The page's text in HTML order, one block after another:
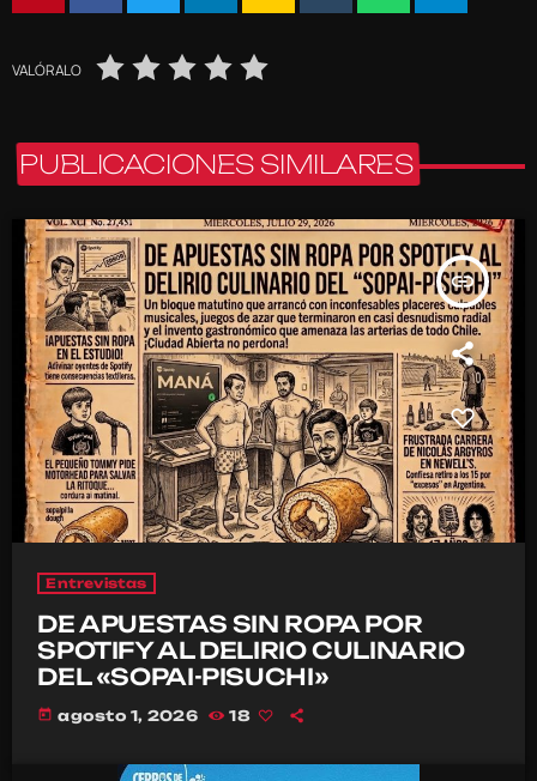
VALÓRALO
PUBLICACIONES SIMILARES
insert_link
Entrevistas
DE APUESTAS SIN ROPA POR
SPOTIFY AL DELIRIO CULINARIO
DEL «SOPAI-PISUCHI»
today agosto 1, 2026 18